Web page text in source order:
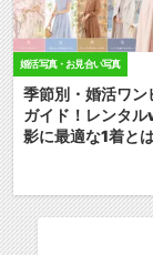
婚活写真・お見合い写真
季節別・婚活ワン
ガイド！レンタ
影に最適な1着と